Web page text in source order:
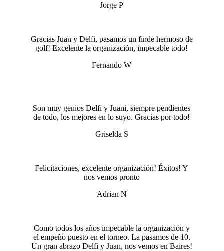
Jorge P
Gracias Juan y Delfi, pasamos un finde hermoso de
golf! Excelente la organización, impecable todo!
Fernando W
Son muy genios Delfi y Juani, siempre pendientes
de todo, los mejores en lo suyo. Gracias por todo!
Griselda S
Felicitaciones, excelente organización! Éxitos! Y
nos vemos pronto
Adrian N
Como todos los años impecable la organización y
el empeño puesto en el torneo. La pasamos de 10.
Un gran abrazo Delfi y Juan, nos vemos en Baires!